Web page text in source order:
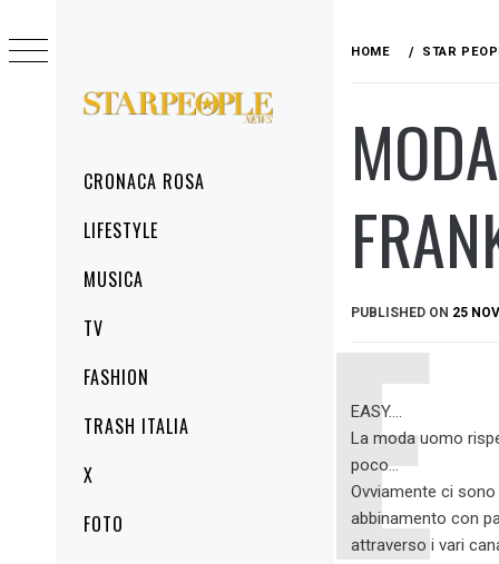
STARPEOPLENEWS
MenuCRONACA ROSA
LIFESTYLE
MUSICA
TV
FASHION
TRASH ITALIA
X
FOTO
to
content
HOME STAR
PUBLISHED ON 25
EASY….
La moda uomo
poco…
Ovviamente ci
abbinamento con
attraverso i vari